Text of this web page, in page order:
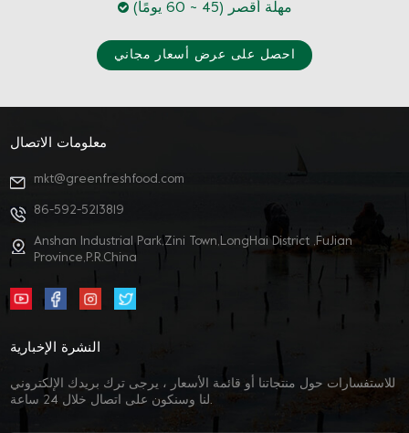
مهلة أقصر (45 ~ 60 يومًا)
احصل على عرض أسعار مجاني
معلومات الاتصال
mkt@greenfreshfood.com
86-592-5213819
Anshan Industrial Park,Zini Town,LongHai District ,FuJian
Province,P.R.China
النشرة الإخبارية
للاستفسارات حول منتجاتنا أو قائمة الأسعار ، يرجى ترك بريدك الإلكتروني
لنا وسنكون على اتصال خلال 24 ساعة.